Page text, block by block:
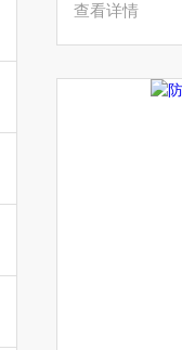
查看详情